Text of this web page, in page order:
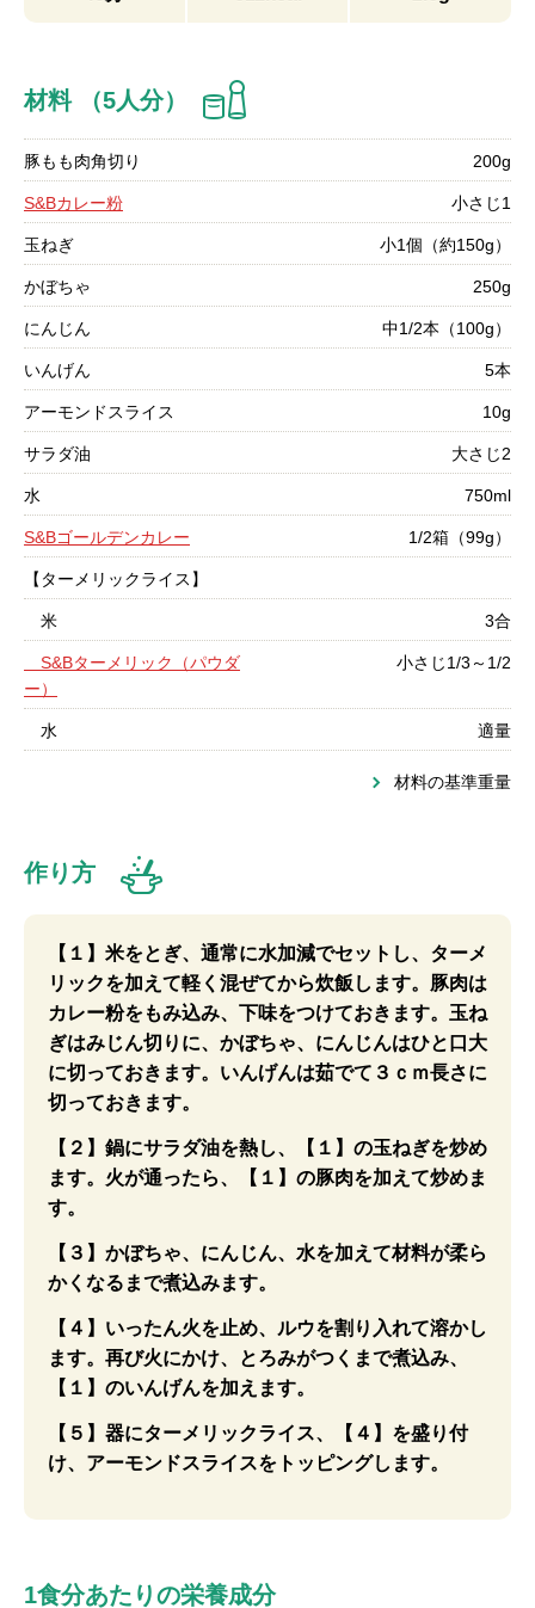
材料 （5人分）
豚もも肉角切り 200g
S&Bカレー粉 小さじ1
玉ねぎ 小1個（約150g）
かぼちゃ 250g
にんじん 中1/2本（100g）
いんげん 5本
アーモンドスライス 10g
サラダ油 大さじ2
水 750ml
S&Bゴールデンカレー 1/2箱（99g）
【ターメリックライス】
米 3合
S&Bターメリック（パウダ
ー）
小さじ1/3～1/2
水 適量
材料の基準重量
作り方
【１】米をとぎ、通常に水加減でセットし、ターメ
リックを加えて軽く混ぜてから炊飯します。豚肉は
カレー粉をもみ込み、下味をつけておきます。玉ね
ぎはみじん切りに、かぼちゃ、にんじんはひと口大
に切っておきます。いんげんは茹でて３ｃｍ長さに
切っておきます。
【２】鍋にサラダ油を熱し、【１】の玉ねぎを炒め
ます。火が通ったら、【１】の豚肉を加えて炒めま
す。
【３】かぼちゃ、にんじん、水を加えて材料が柔ら
かくなるまで煮込みます。
【４】いったん火を止め、ルウを割り入れて溶かし
ます。再び火にかけ、とろみがつくまで煮込み、
【１】のいんげんを加えます。
【５】器にターメリックライス、【４】を盛り付
け、アーモンドスライスをトッピングします。
1食分あたりの栄養成分